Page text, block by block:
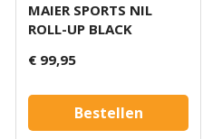
MAIER SPORTS NIL
ROLL-UP BLACK
€ 99,95
Bestellen